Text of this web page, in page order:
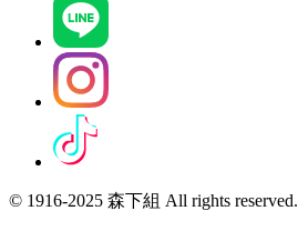
© 1916-2025 森下組 All rights reserved.